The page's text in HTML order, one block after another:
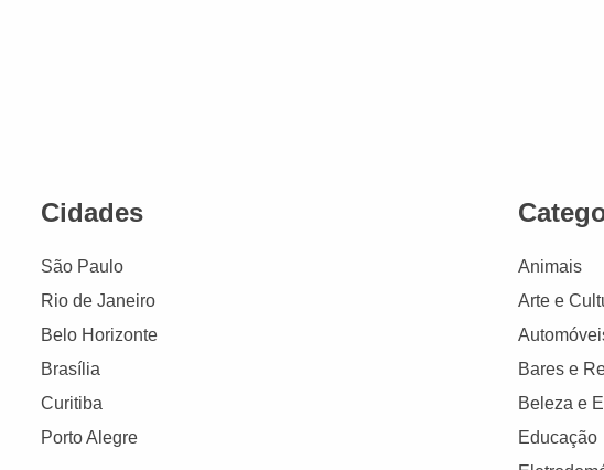
Cidades
São Paulo
Rio de Janeiro
Belo Horizonte
Brasília
Curitiba
Porto Alegre
Animais
Arte e
Bares e
Beleza e
Educação